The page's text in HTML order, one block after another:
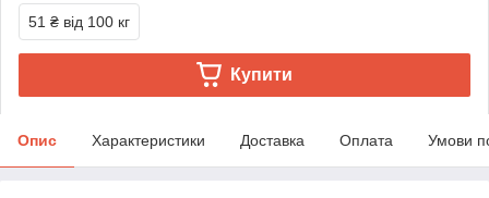
51 ₴ від 100 кг
Купити
Опис Характеристики Доставка Оплата Умови